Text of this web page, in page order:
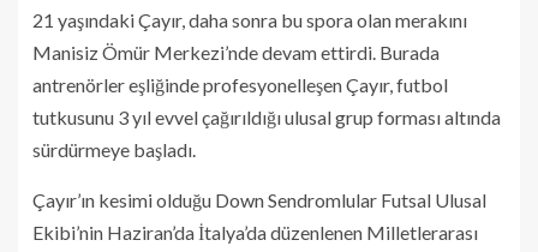
21 yaşındaki Çayır, daha sonra bu spora olan merakını
Manisiz Ömür Merkezi’nde devam ettirdi. Burada
antrenörler eşliğinde profesyonelleşen Çayır, futbol
tutkusunu 3 yıl evvel çağırıldığı ulusal grup forması altında
sürdürmeye başladı.
Çayır’ın kesimi olduğu Down Sendromlular Futsal Ulusal
Ekibi’nin Haziran’da İtalya’da düzenlenen Milletlerarası